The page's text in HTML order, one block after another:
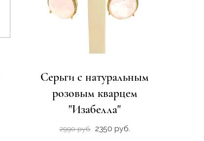
Серьги с натуральным
розовым кварцем
"Изабелла"
2990 руб. 2350 руб.